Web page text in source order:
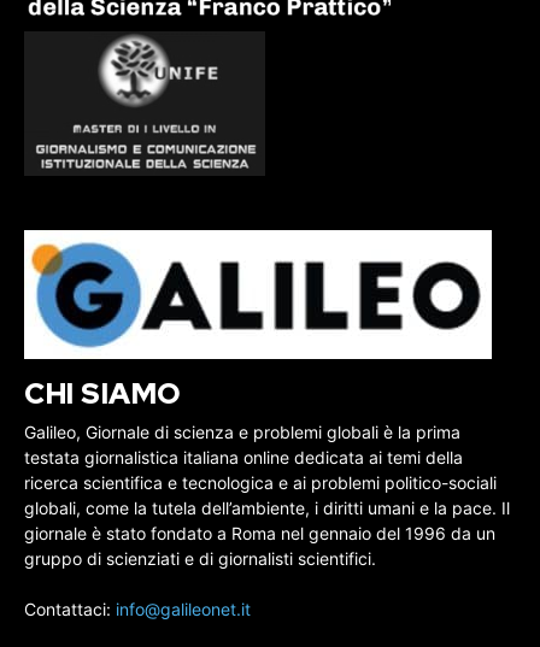
CHI SIAMO
Galileo, Giornale di scienza e problemi globali è la prima
testata giornalistica italiana online dedicata ai temi della
ricerca scientifica e tecnologica e ai problemi politico-sociali
globali, come la tutela dell’ambiente, i diritti umani e la pace. Il
giornale è stato fondato a Roma nel gennaio del 1996 da un
gruppo di scienziati e di giornalisti scientifici.
Contattaci: info@galileonet.it